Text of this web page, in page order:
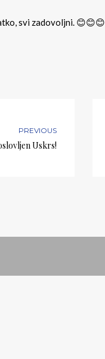
svi zadovoljni. 😊😊😊
PREVIOUS
Uskrs!